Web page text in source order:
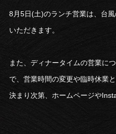
8月5日(土)のランチ営業は、台
いただきます。
また、ディナータイムの営業に
で、営業時間の変更や臨時休業
決まり次第、ホームページや